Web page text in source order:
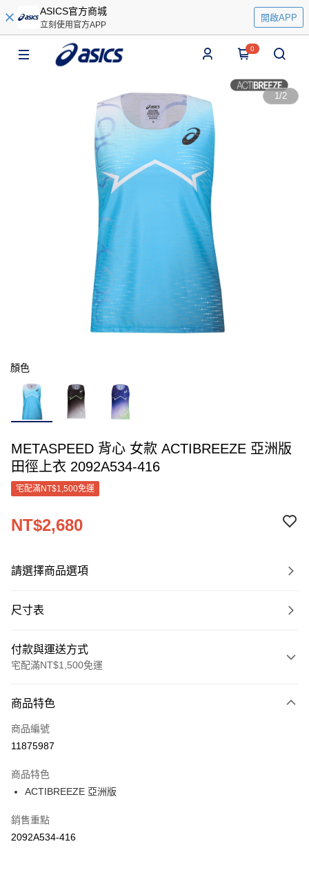
ASICS官方商城
立刻使用官方APP
開啟APP
0
1/2
顏色
METASPEED 背心 女款 ACTIBREEZE 亞洲版
田徑上衣 2092A534-416
宅配滿NT$1,500免運
NT$2,680
請選擇商品選項
尺寸表
付款與運送方式
宅配滿NT$1,500免運
信用卡一次付款
運送方式
黑貓宅急便 (僅限台灣本島，離島恕不配送) 預計2-3個工作天到貨
每筆NT$120，滿NT$1,500(含以上)免運費
商品特色
商品編號
11875987
商品特色
ACTIBREEZE 亞洲版
銷售重點
2092A534-416